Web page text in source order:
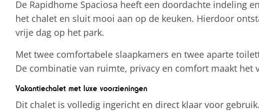
De Rapidhome Spaciosa heeft een doordachte indeling
het chalet en sluit mooi aan op de keuken. Hierdoor
vrije dag op het park.
Met twee comfortabele slaapkamers en twee aparte
De combinatie van ruimte, privacy en comfort maakt
Vakantiechalet met luxe voorzieningen
Dit chalet is volledig ingericht en direct klaar voor